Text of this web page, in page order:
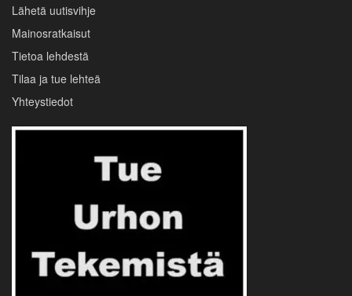
Lähetä uutisvihje
Mainosratkaisut
Tietoa lehdestä
Tilaa ja tue lehteä
Yhteystiedot